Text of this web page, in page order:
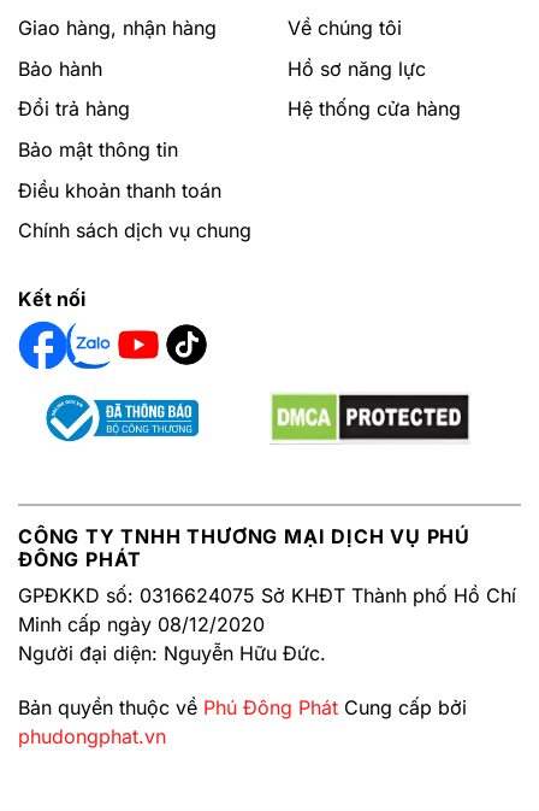
Giao hàng, nhận hàng
Bảo hành
Đổi trả hàng
Bảo mật thông tin
Điều khoản thanh toán
Chính sách dịch vụ chung
Về chúng tôi
Hồ sơ năng lực
Hệ thống cửa hàng
Kết nối
CÔNG TY TNHH THƯƠNG MẠI DỊCH VỤ PHÚ
ĐÔNG PHÁT
GPĐKKD số: 0316624075 Sở KHĐT Thành phố Hồ Chí
Minh cấp ngày 08/12/2020
Người đại diện: Nguyễn Hữu Đức.
Bản quyền thuộc về Phú Đông Phát Cung cấp bởi
phudongphat.vn